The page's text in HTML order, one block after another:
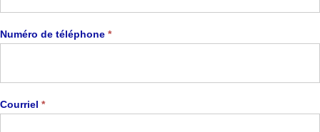
Numéro de téléphone *
Courriel *